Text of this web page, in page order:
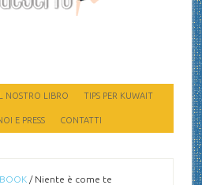
NOSTRO LIBRO TIPS PER KUWAIT
E PRESS CONTATTI
BOOK /Niente è come te